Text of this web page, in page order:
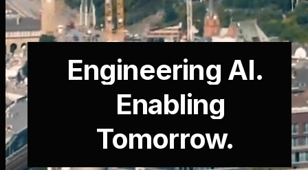
Engineering AI.
Enabling
Tomorrow.